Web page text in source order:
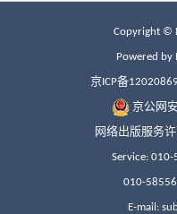
Copyright ©
Powered by
京ICP备
京公网
网络出版服务
Service:
010-
E-mail: